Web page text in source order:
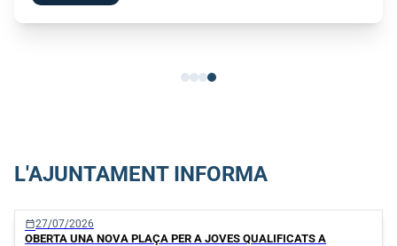
L'AJUNTAMENT INFORMA
calendar_today27/07/2026
OBERTA UNA NOVA PLAÇA PER A JOVES QUALIFICATS A